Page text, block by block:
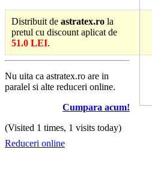
Distribuit de astratex.ro la
pretul cu discount aplicat de
51.0 LEI.
Nu uita ca astratex.ro are in
paralel si alte reduceri online.
Cumpara acum!
(Visited 1 times, 1 visits today)
Reduceri online